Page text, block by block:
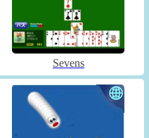
Sevens